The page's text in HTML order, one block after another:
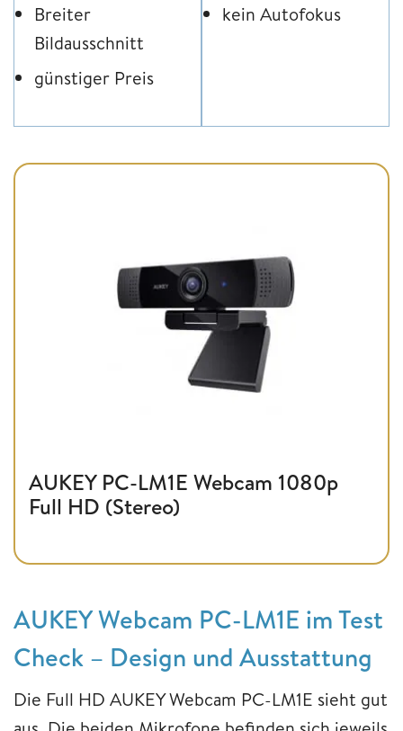
Breiter
Bildausschnitt
günstiger Preis
kein Autofokus
AUKEY PC-LM1E Webcam 1080p
Full HD (Stereo)
AUKEY Webcam PC-LM1E im Test
Check – Design und Ausstattung
Die Full HD AUKEY Webcam PC-LM1E sieht gut